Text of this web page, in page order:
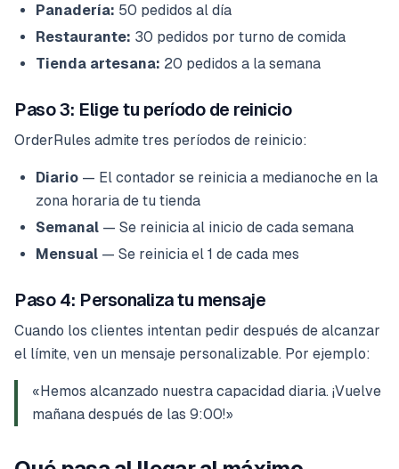
Panadería: 50 pedidos al día
Restaurante: 30 pedidos por turno de comida
Tienda artesana: 20 pedidos a la semana
Paso 3: Elige tu período de reinicio
OrderRules admite tres períodos de reinicio:
Diario — El contador se reinicia a medianoche en la
zona horaria de tu tienda
Semanal — Se reinicia al inicio de cada semana
Mensual — Se reinicia el 1 de cada mes
Paso 4: Personaliza tu mensaje
Cuando los clientes intentan pedir después de alcanzar
el límite, ven un mensaje personalizable. Por ejemplo:
«Hemos alcanzado nuestra capacidad diaria. ¡Vuelve
mañana después de las 9:00!»